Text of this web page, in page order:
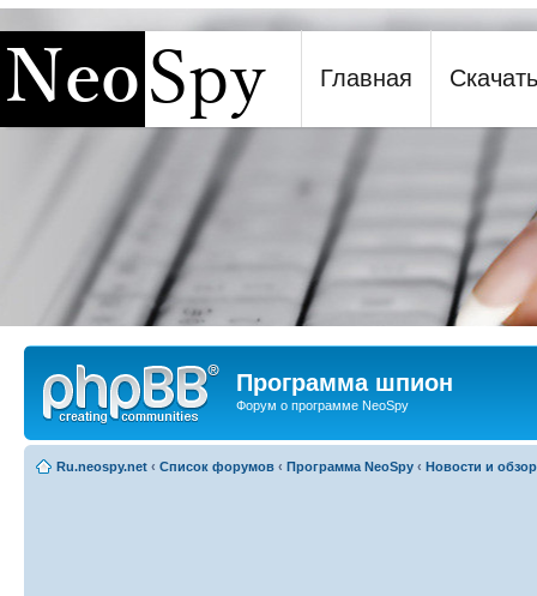
Программа шпион NeoSpy
Главная Скачать
Программа шпион
Форум о программе NeoSpy
Ru.neospy.net ‹ Список форумов ‹ Программа NeoSpy ‹ Новости и